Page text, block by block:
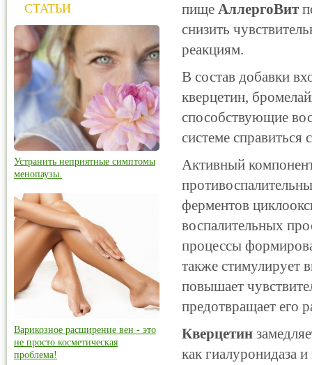
пище АллергоВит
снизить
реакциям.
В состав добавки
кверцетин,
способствующие
системе справиться
Активный
ферментов
воспалительных
процессы
также стимулирует
повышает
предотвращает его
Кверцетин
как гиалуронидаза
СТАТЬИ
Устранить неприятные симптомы
менопаузы.
Варикозное расширение вен - это
не просто косметическая
проблема!